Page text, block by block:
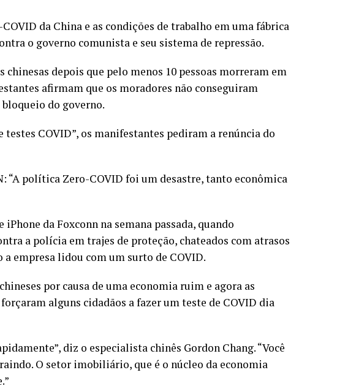
da China e as condições de trabalho em uma fábrica
o governo comunista e seu sistema de repressão.
depois que pelo menos 10 pessoas morreram em
afirmam que os moradores não conseguiram
do governo.
testes COVID”, os manifestantes pediram a renúncia do
“A política Zero-COVID foi um desastre, tanto econômica
da Foxconn na semana passada, quando
a polícia em trajes de proteção, chateados com atrasos
empresa lidou com um surto de COVID.
por causa de uma economia ruim e agora as
alguns cidadãos a fazer um teste de COVID dia
diz o especialista chinês Gordon Chang. “Você
O setor imobiliário, que é o núcleo da economia